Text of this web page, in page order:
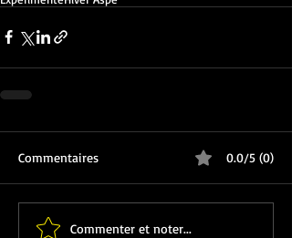
Commentaires 0.0/5 (0)
Commenter et noter...